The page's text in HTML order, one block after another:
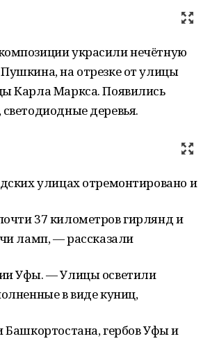
украсили нечётную
на отрезке от улицы
Карла Маркса. Появились
деревья.
улицах отремонтировано и
37 километров гирлянд и
ламп, — рассказали
Уфы. — Улицы осветили
в виде куниц,
Башкортостана, гербов Уфы и